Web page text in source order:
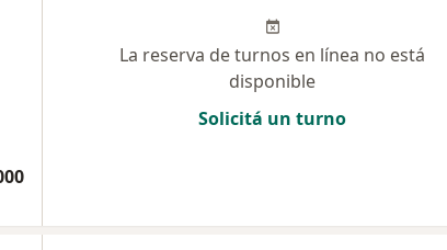
La reserva de turnos en línea no está
disponible
Solicitá un turno